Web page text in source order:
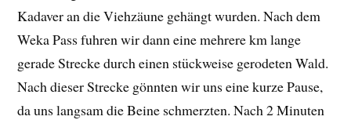
Kadaver an die Viehzäune gehängt wurden. Nach dem
Weka Pass fuhren wir dann eine mehrere km lange
gerade Strecke durch einen stückweise gerodeten Wald.
Nach dieser Strecke gönnten wir uns eine kurze Pause,
da uns langsam die Beine schmerzten. Nach 2 Minuten